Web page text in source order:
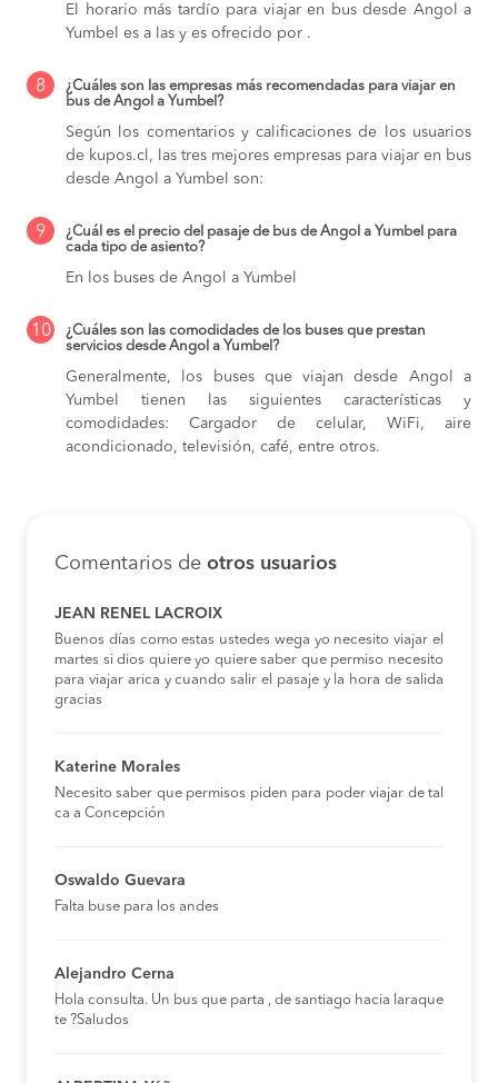
El horario más tardío para viajar en bus desde Angol a
Yumbel es a las y es ofrecido por .
8
¿Cuáles son las empresas más recomendadas para viajar en
bus de Angol a Yumbel?
Según los comentarios y calificaciones de los usuarios
de kupos.cl, las tres mejores empresas para viajar en bus
desde Angol a Yumbel son:
9
¿Cuál es el precio del pasaje de bus de Angol a Yumbel para
cada tipo de asiento?
En los buses de Angol a Yumbel
10
¿Cuáles son las comodidades de los buses que prestan
servicios desde Angol a Yumbel?
Generalmente, los buses que viajan desde Angol a
Yumbel tienen las siguientes características y
comodidades: Cargador de celular, WiFi, aire
acondicionado, televisión, café, entre otros.
Comentarios de otros usuarios
JEAN RENEL LACROIX
Buenos días como estas ustedes wega yo necesito viajar el
martes si dios quiere yo quiere saber que permiso necesito
para viajar arica y cuando salir el pasaje y la hora de salida
gracias
Katerine Morales
Necesito saber que permisos piden para poder viajar de tal
ca a Concepción
Oswaldo Guevara
Falta buse para los andes
Alejandro Cerna
Hola consulta. Un bus que parta , de santiago hacia laraque
te ?Saludos